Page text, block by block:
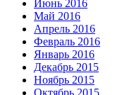
Июнь 2016
Май 2016
Апрель 2016
Февраль 2016
Январь 2016
Декабрь 2015
Ноябрь 2015